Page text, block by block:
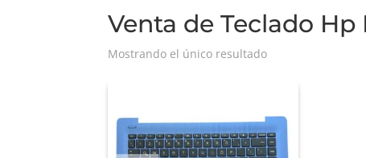
Venta de Teclado
Mostrando el único resultado